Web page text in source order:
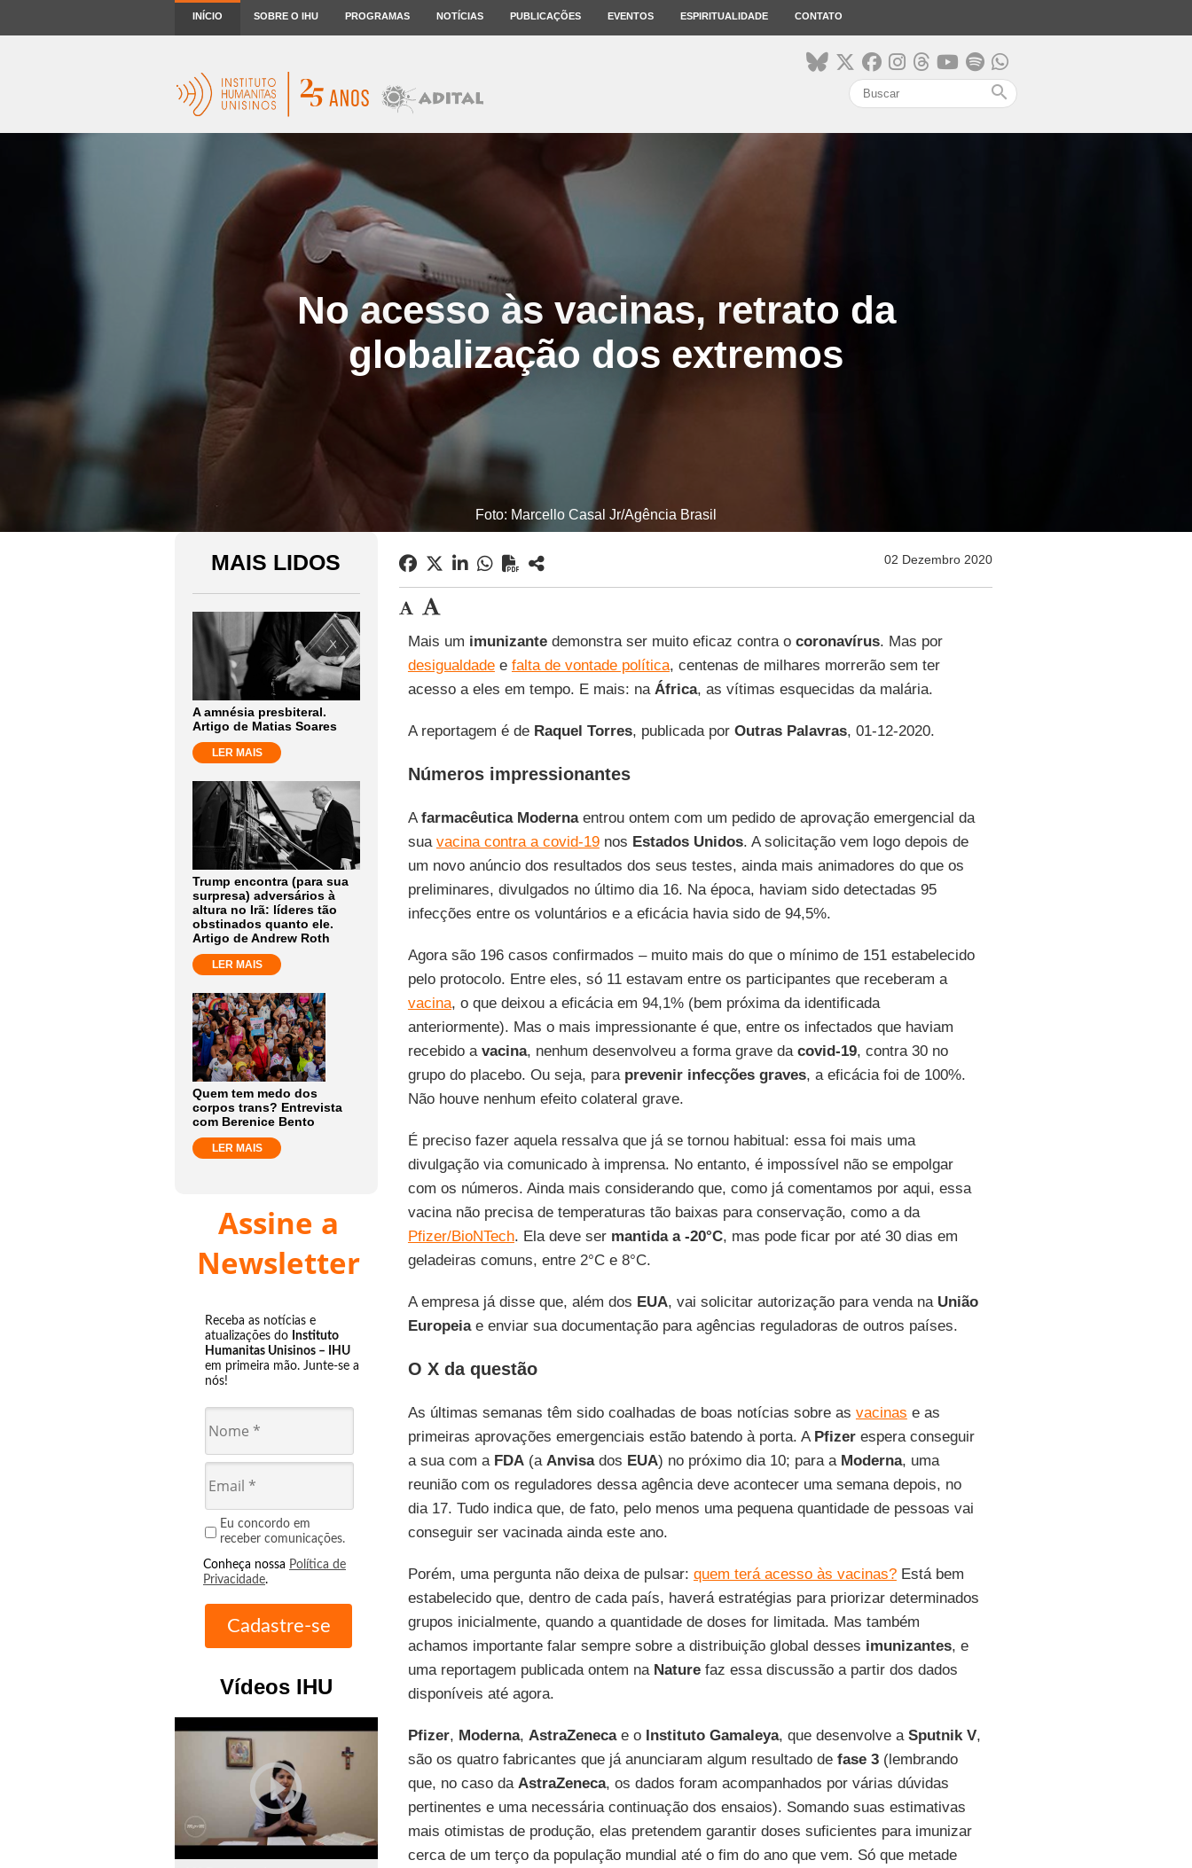
INÍCIO SOBRE O IHU PROGRAMAS NOTÍCIAS PUBLICAÇÕES EVENTOS ESPIRITUALIDADE CONTATO
search
No acesso às vacinas, retrato da
globalização dos extremos
Foto: Marcello Casal Jr/Agência Brasil
MAIS LIDOS
A amnésia presbiteral.
Artigo de Matias Soares
LER MAIS
Trump encontra (para sua
surpresa) adversários à
altura no Irã: líderes tão
obstinados quanto ele.
Artigo de Andrew Roth
LER MAIS
Quem tem medo dos
corpos trans? Entrevista
com Berenice Bento
LER MAIS
Assine a
Newsletter
Receba as notícias e
atualizações do Instituto
Humanitas Unisinos – IHU
em primeira mão. Junte-se a
nós!
Eu concordo em
receber comunicações.
Conheça nossa Política de
Privacidade.
Vídeos IHU
play_circle_outline
02 Dezembro 2020
Mais um imunizantedemonstra ser muito eficaz contra o coronavírus. Mas por
desigualdadee falta de vontade política, centenas de milhares morrerão sem ter
acesso a eles em tempo. E mais: na África, as vítimas esquecidas da malária.
A reportagem é de Raquel Torres, publicada por Outras Palavras, 01-12-2020.
Números impressionantes
Afarmacêutica Modernaentrou ontem com um pedido de aprovação emergencial da
sua vacina contra a covid-19nos Estados Unidos. A solicitação vem logo depois de
um novo anúncio dos resultados dos seus testes, ainda mais animadores do que os
preliminares, divulgados no último dia 16. Na época, haviam sido detectadas 95
infecções entre os voluntários e a eficácia havia sido de 94,5%.
Agora são 196 casos confirmados – muito mais do que o mínimo de 151 estabelecido
pelo protocolo. Entre eles, só 11 estavam entre os participantes que receberam a
vacina, o que deixou a eficácia em 94,1% (bem próxima da identificada
anteriormente). Mas o mais impressionante é que, entre os infectados que haviam
recebido a vacina, nenhum desenvolveu a forma grave da covid-19, contra 30 no
grupo do placebo. Ou seja, paraprevenir infecções graves, a eficácia foi de 100%.
Não houve nenhum efeito colateral grave.
É preciso fazer aquela ressalva que já se tornou habitual: essa foi mais uma
divulgação via comunicado à imprensa. No entanto, é impossível não se empolgar
com os números. Ainda mais considerando que, como já comentamos por aqui, essa
vacina não precisa de temperaturas tão baixas para conservação, como a da
Pfizer/BioNTech. Ela deve ser mantida a -20°C, mas pode ficar por até 30 dias em
geladeiras comuns, entre 2°C e 8°C.
A empresa já disse que, além dos EUA, vai solicitar autorização para venda na União
Europeiae enviar sua documentação para agências reguladoras de outros países.
O X da questão
As últimas semanas têm sido coalhadas de boas notícias sobre as vacinas e as
primeiras aprovações emergenciais estão batendo à porta. A Pfizerespera conseguir
a sua com a FDA(a Anvisados EUA) no próximo dia 10; para a Moderna, uma
reunião com os reguladores dessa agência deve acontecer uma semana depois, no
dia 17. Tudo indica que, de fato, pelo menos uma pequena quantidade de pessoas vai
conseguir ser vacinada ainda este ano.
Porém, uma pergunta não deixa de pulsar: quem terá acesso às vacinas?Está bem
estabelecido que, dentro de cada país, haverá estratégias para priorizar determinados
grupos inicialmente, quando a quantidade de doses for limitada. Mas também
achamos importante falar sempre sobre a distribuição global desses imunizantes, e
uma reportagem publicada ontem na Naturefaz essa discussão a partir dos dados
disponíveis até agora.
Pfizer, Moderna, AstraZenecae o Instituto Gamaleya, que desenvolve a Sputnik V,
são os quatro fabricantes que já anunciaram algum resultado de fase 3(lembrando
que, no caso da AstraZeneca, os dados foram acompanhados por várias dúvidas
pertinentes e uma necessária continuação dos ensaios). Somando suas estimativas
mais otimistas de produção, elas pretendem garantir doses suficientes para imunizar
cerca de um terço da população mundial até o fim do ano que vem. Só que metade